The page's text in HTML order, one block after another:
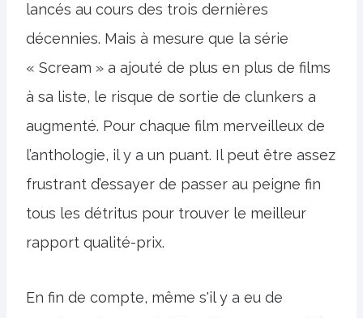
lancés au cours des trois dernières
décennies. Mais à mesure que la série
« Scream » a ajouté de plus en plus de films
à sa liste, le risque de sortie de clunkers a
augmenté. Pour chaque film merveilleux de
l’anthologie, il y a un puant. Il peut être assez
frustrant d’essayer de passer au peigne fin
tous les détritus pour trouver le meilleur
rapport qualité-prix.
En fin de compte, même s'il y a eu de